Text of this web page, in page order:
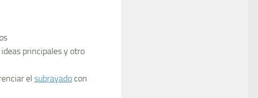
principales y otro
el subrayado con